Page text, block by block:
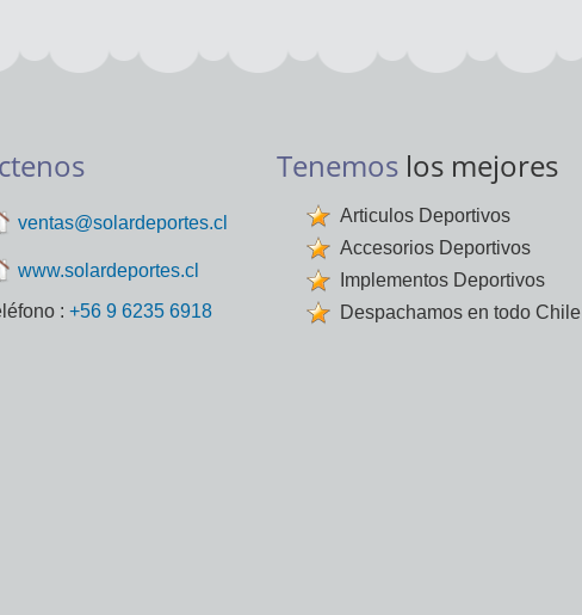
ventas@solardeportes.cl
www.solardeportes.cl
: +56 9 6235 6918
Tenemos los mejores
Articulos Deportivos
Accesorios Deportivos
Implementos Deportivos
Despachamos en todo Chile